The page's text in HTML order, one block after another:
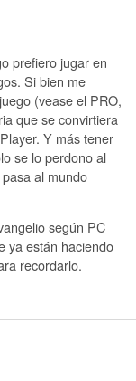
prefiero jugar en
Si bien me
(vease el PRO,
que se convirtiera
Y más tener
se lo perdono al
al mundo
según PC
ya están haciendo
recordarlo.